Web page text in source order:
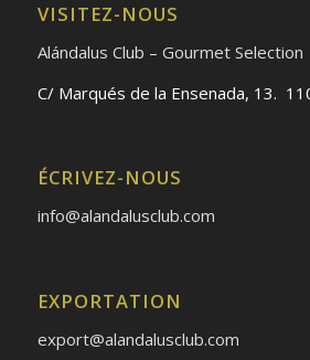
VISITEZ-NOUS
Alándalus Club – Gourmet Selection
C/ Marqués de la Ensenada, 13.
ÉCRIVEZ-NOUS
info@alandalusclub.com
EXPORTATION
export@alandalusclub.com